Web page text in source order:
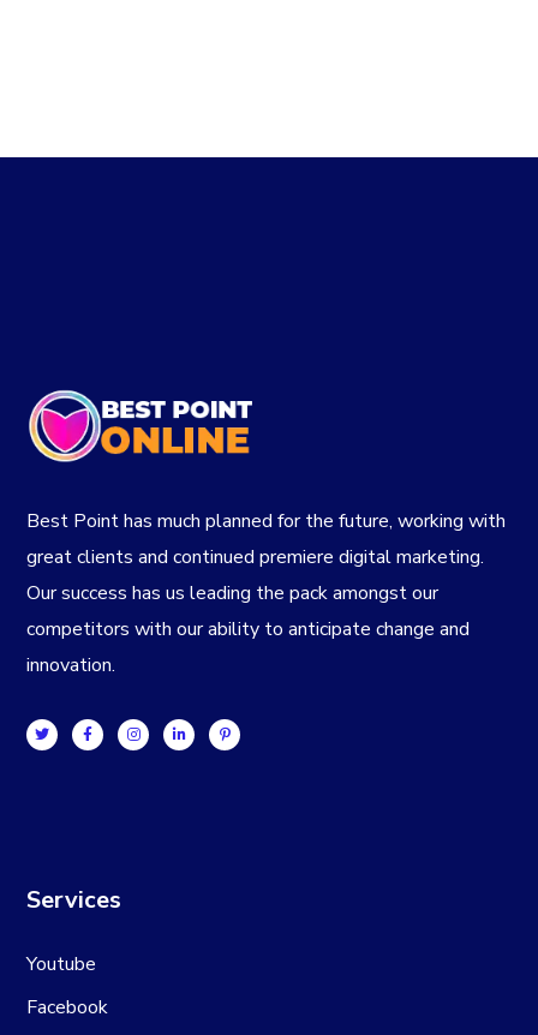
Best Point has much planned for the future, working with
great clients and continued premiere digital marketing.
Our success has us leading the pack amongst our
competitors with our ability to anticipate change and
innovation.
Services
Youtube
Facebook